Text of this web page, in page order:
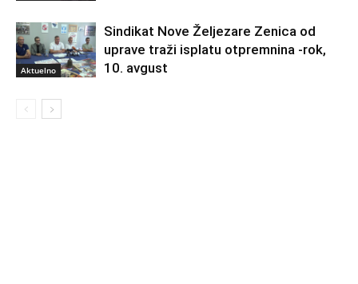
Aktuelno
Sindikat Nove Željezare Zenica od
uprave traži isplatu otpremnina -rok,
10. avgust